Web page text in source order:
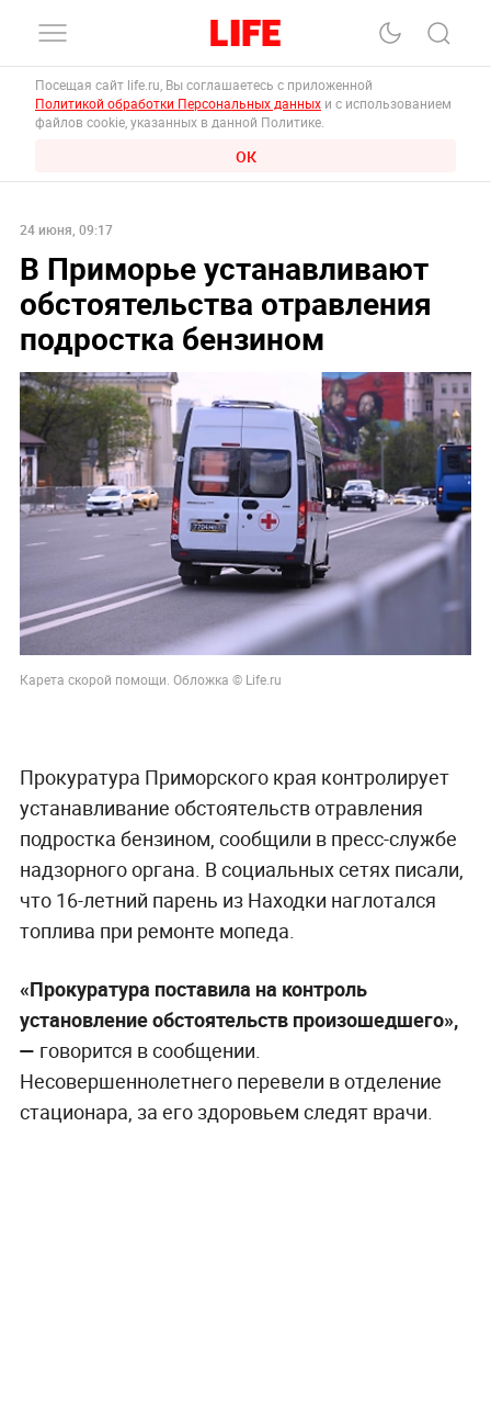
Посещая сайт life.ru, Вы соглашаетесь с приложенной
Политикой обработки Персональных данных и с использованием
файлов cookie, указанных в данной Политике.
ОК
24 июня, 09:17
В Приморье устанавливают
обстоятельства отравления
подростка бензином
Карета скорой помощи. Обложка © Life.ru
Прокуратура Приморского края контролирует
устанавливание обстоятельств отравления
подростка бензином, сообщили в пресс-службе
надзорного органа. В социальных сетях писали,
что 16-летний парень из Находки наглотался
топлива при ремонте мопеда.
«Прокуратура поставила на контроль
установление обстоятельств произошедшего»,
— говорится в сообщении.
Несовершеннолетнего перевели в отделение
стационара, за его здоровьем следят врачи.